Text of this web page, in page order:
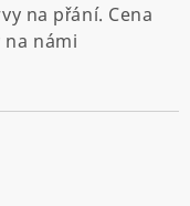
na přání. Cena
námi